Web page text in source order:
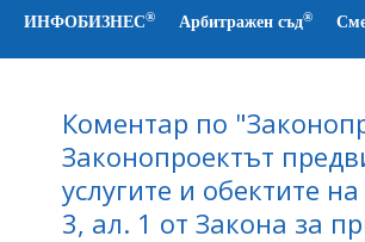
ИНФОБИЗНЕС® Арбитражен съд®
Коментар по
Законопроектът
услугите и обектите
3, ал. 1 от Закона за